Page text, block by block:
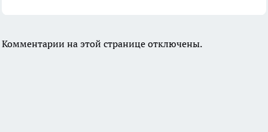
Комментарии на этой странице отключены.